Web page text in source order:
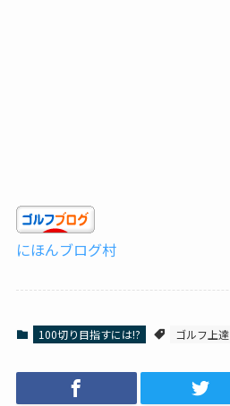
にほんブログ村
100切り目指すには!? ゴルフ上達